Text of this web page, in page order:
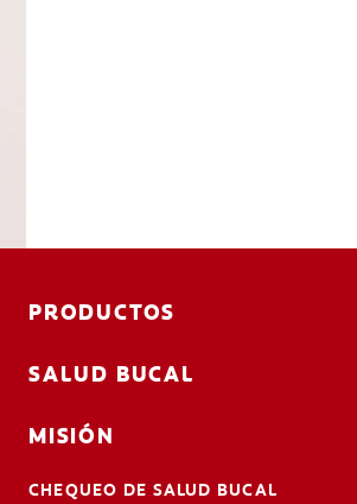
PRODUCTOS
SALUD BUCAL
MISIÓN
CHEQUEO DE SALUD BUCAL